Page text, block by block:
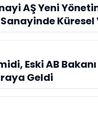
AŞ Yeni
Eski AB
Geldi